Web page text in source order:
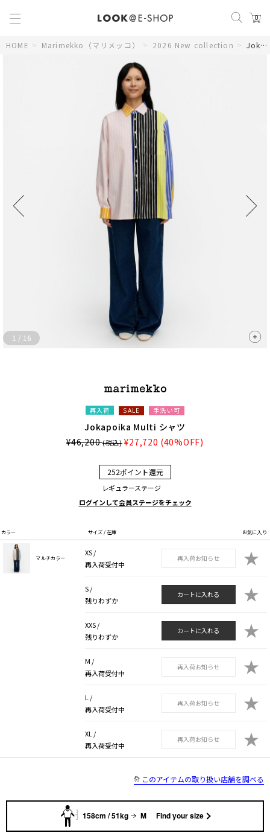
0
HOME > Marimekko（マリメッコ） > 2026 New collection > Jokapoika Multi シャツ
1 / 16
再入荷 SALE 手洗い可
Jokapoika Multi シャツ
¥46,200(税込) ¥27,720 (40%OFF)
252ポイント還元
レギュラーステージ
ログインして会員ステージをチェック
カラー サイズ / 在庫 お気に入り
マルチカラー
XS /
再入荷受付中
再入荷お知らせ ★
S /
残りわずか
カートに入れる ★
XXS /
残りわずか
カートに入れる ★
M /
再入荷受付中
再入荷お知らせ ★
L /
再入荷受付中
再入荷お知らせ ★
XL /
再入荷受付中
再入荷お知らせ ★
このアイテムの取り扱い店舗を調べる
158cm / 51kg M Find your size